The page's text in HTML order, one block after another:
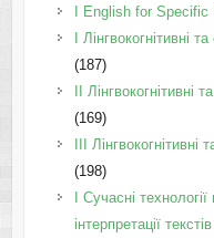
І English for
I Лінгвокогнітивні
(187)
IІ Лінгвокогнітивні
(169)
IІI Лінгвокогнітивні
(198)
I Cучасні
інтерпретації